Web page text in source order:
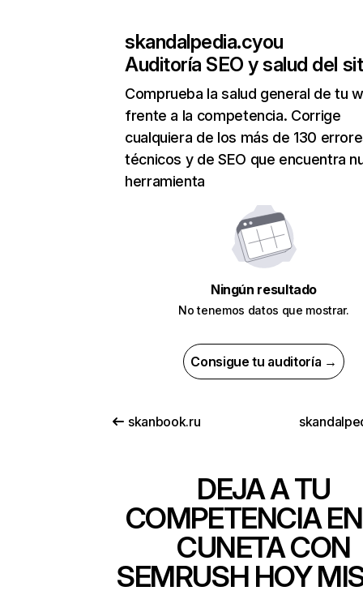
skandalpedia.cyou
Auditoría SEO y salud del
Comprueba la salud general de tu
frente a la competencia. Corrige
cualquiera de los más de 130
técnicos y de SEO que encuentra
herramienta
Ningún resultado
No tenemos datos que mostrar.
Consigue tu auditoría →
skanbook.ru
DEJA A TU
COMPETENCIA
CUNETA CON
SEMRUSH HOY